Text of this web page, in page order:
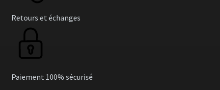
Retours et échanges
Paiement 100% sécurisé